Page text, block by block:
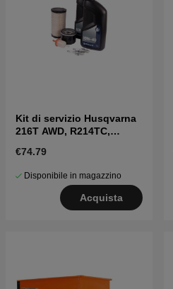
Kit di servizio Husqvarna
216T AWD, R214TC,
139T , TC 142/T
€74.79
Disponibile in magazzino
Acquista